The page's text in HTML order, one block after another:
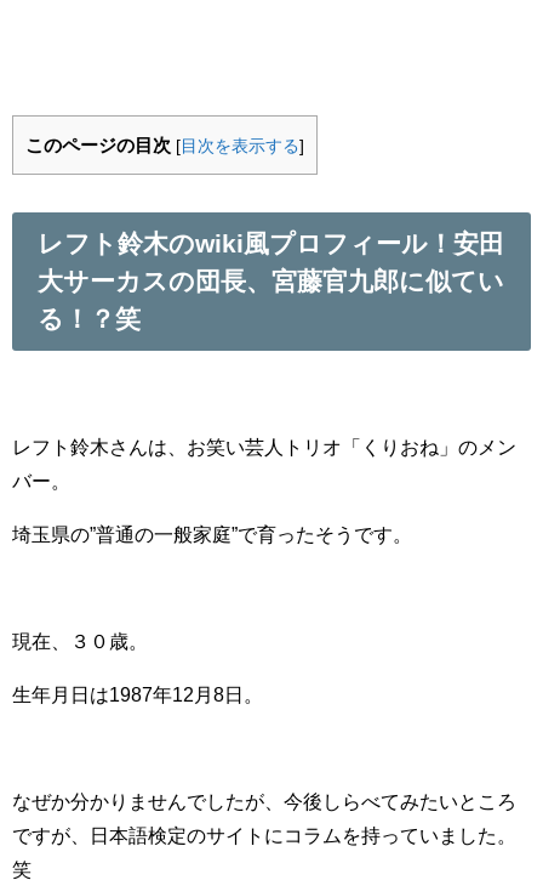
このページの目次 [ 目次を表示する]
レフト鈴木のwiki風プロフィール！安田
大サーカスの団長、宮藤官九郎に似てい
る！？笑
レフト鈴木さんは、お笑い芸人トリオ「くりおね」のメン
バー。
埼玉県の”普通の一般家庭”で育ったそうです。
現在、３０歳。
生年月日は1987年12月8日。
なぜか分かりませんでしたが、今後しらべてみたいところ
ですが、日本語検定のサイトにコラムを持っていました。
笑